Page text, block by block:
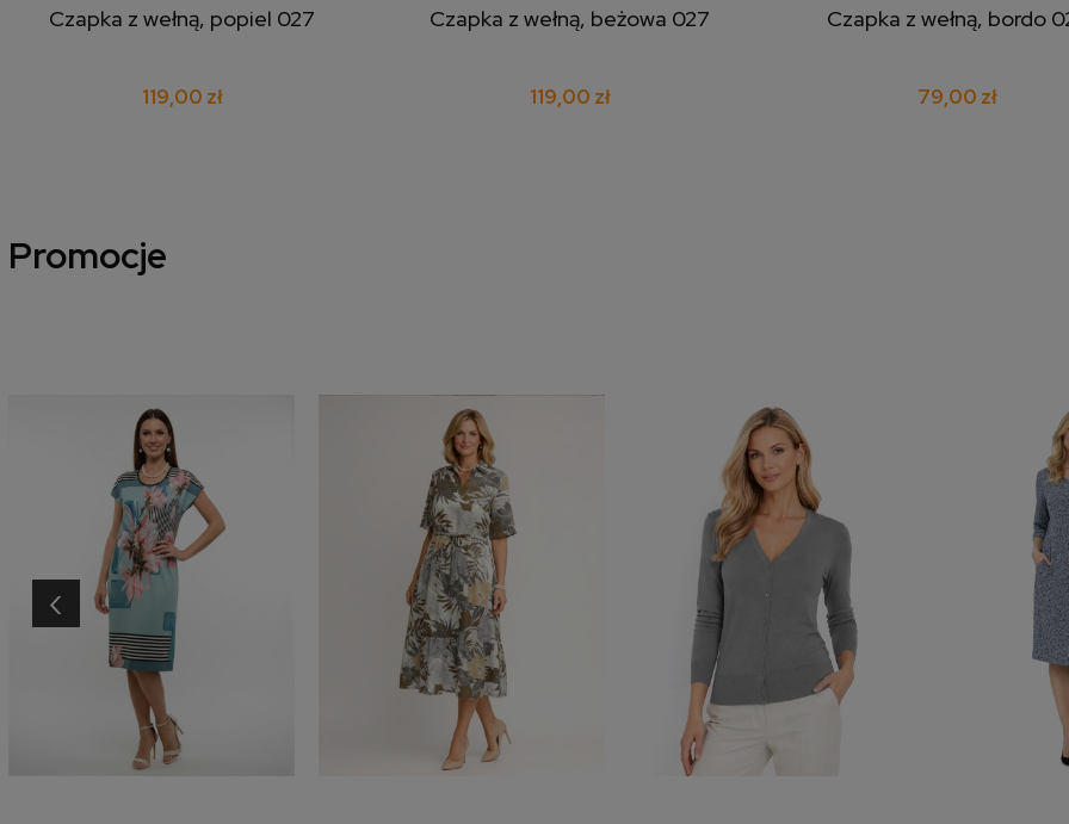
dodaj do koszyka
Czapka z wełną, popiel 027
119,00 zł
dodaj do koszyka
Czapka z wełną, beżowa 027
119,00 zł
dodaj do koszyka
Czapka z wełną, bordo
79,00 zł
Promocje
‹